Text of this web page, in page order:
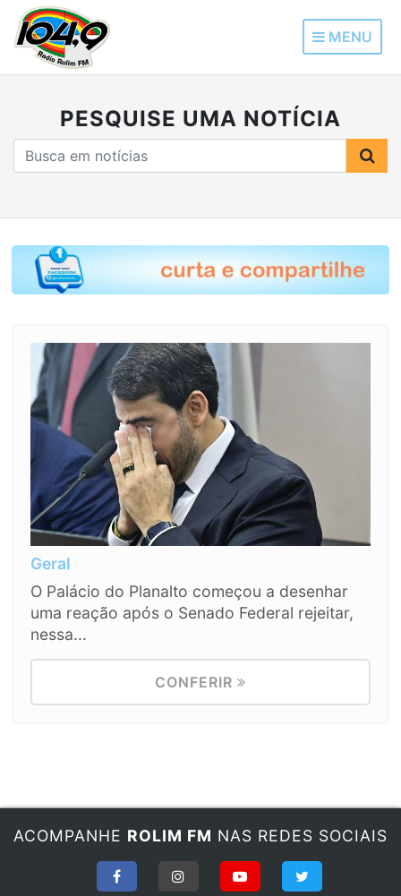
MENU
PESQUISE UMA NOTÍCIA
Geral
O Palácio do Planalto começou a desenhar
uma reação após o Senado Federal rejeitar,
nessa...
CONFERIR
ACOMPANHE ROLIM FM NAS REDES SOCIAIS